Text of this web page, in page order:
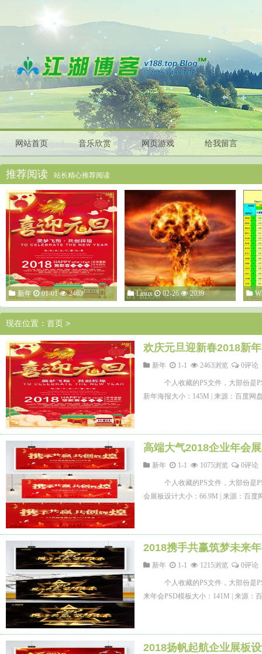
网站首页 音乐欣赏 网页游戏 给我留言
推荐阅读 站长精心推荐阅读
新年 01-01 2463 Linux 02-26 2039
现在位置： 首页 >
欢庆元旦迎新春2018新
新年 1-1 2463浏览 0评论
个人收藏的PS文件，大部份是
新年海报大小：145M | 来源：百度网
高端大气2018企业年会
新年 1-1 1075浏览 0评论
个人收藏的PS文件，大部份是
会展板设计大小：66.9M | 来源：百
2018携手共赢筑梦未来
新年 1-1 1215浏览 0评论
个人收藏的PS文件，大部份是
来年会PSD模板大小：141M | 来源：
2018扬帆起航企业展板